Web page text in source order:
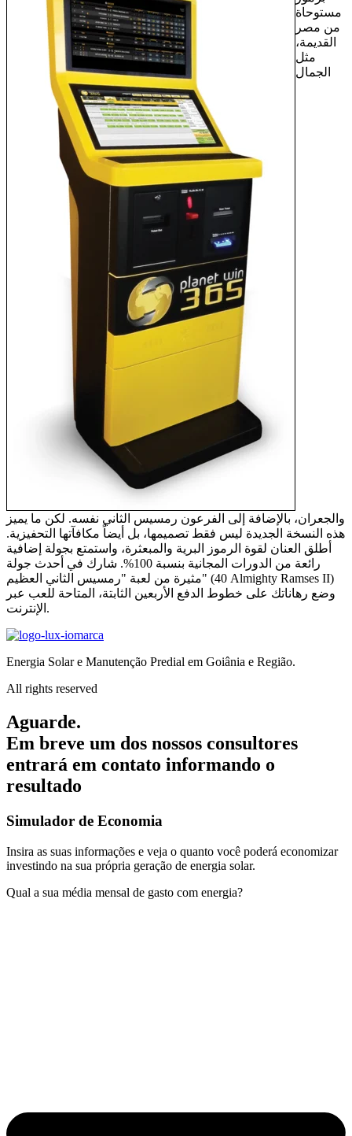
مستوحاة
من مصر
القديمة،
مثل
الجمال
والجعران، بالإضافة إلى الفرعون رمسيس الثاني نفسه. لكن ما يميز
هذه النسخة الجديدة ليس فقط تصميمها، بل أيضاً مكافآتها التحفيزية.
أطلق العنان لقوة الرموز البرية والمبعثرة، واستمتع بجولة إضافية
رائعة من الدورات المجانية بنسبة 100%. شارك في أحدث جولة
مثيرة من لعبة "رمسيس الثاني العظيم" (40 Almighty Ramses II)
وضع رهاناتك على خطوط الدفع الأربعين الثابتة، المتاحة للعب عبر
الإنترنت.
Energia Solar e Manutenção Predial em Goiânia e Região.
All rights reserved
Aguarde.
Em breve um dos nossos consultores
entrará em contato informando o
resultado
Simulador de Economia
Insira as suas informações e veja o quanto você poderá economizar
investindo na sua própria geração de energia solar.
Qual a sua média mensal de gasto com energia?